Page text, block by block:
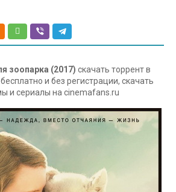
зоопарка (2017) скачать торрент в
и без регистрации, скачать
и сериалы на cinemafans.ru